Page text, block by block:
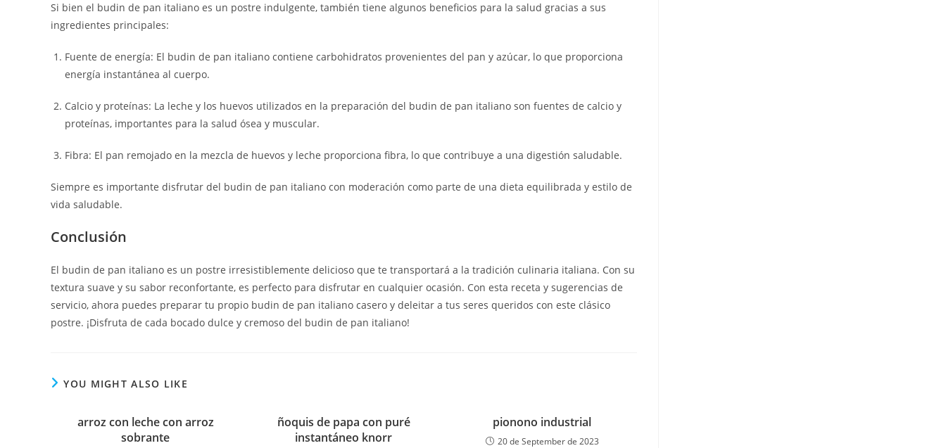
Si bien el budin de pan italiano es un postre indulgente, también tiene algunos beneficios para la salud gracias a sus
ingredientes principales:
Fuente de energía: El budin de pan italiano contiene carbohidratos provenientes del pan y azúcar, lo que proporciona
energía instantánea al cuerpo.
Calcio y proteínas: La leche y los huevos utilizados en la preparación del budin de pan italiano son fuentes de calcio y
proteínas, importantes para la salud ósea y muscular.
Fibra: El pan remojado en la mezcla de huevos y leche proporciona fibra, lo que contribuye a una digestión saludable.
Siempre es importante disfrutar del budin de pan italiano con moderación como parte de una dieta equilibrada y estilo de
vida saludable.
Conclusión
El budin de pan italiano es un postre irresistiblemente delicioso que te transportará a la tradición culinaria italiana. Con su
textura suave y su sabor reconfortante, es perfecto para disfrutar en cualquier ocasión. Con esta receta y sugerencias de
servicio, ahora puedes preparar tu propio budin de pan italiano casero y deleitar a tus seres queridos con este clásico
postre. ¡Disfruta de cada bocado dulce y cremoso del budin de pan italiano!
YOU MIGHT ALSO LIKE
arroz con leche con arroz
sobrante
ñoquis de papa con puré
instantáneo knorr
pionono industrial
20 de September de 2023